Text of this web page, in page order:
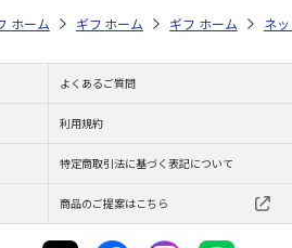
中元・夏ギフト特集 2026 うなぎ・魚・海鮮
トストア お中元・夏ギフト特集 2026
ホーム ギフトストア お中元・夏ギフト
ホーム ギフトストア お
ホーム ネ
よくあるご質問
利用規約
特定商取引法に基づく表記について
商品のご提案はこちら